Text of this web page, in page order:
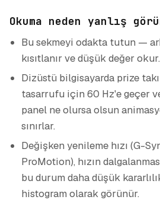
Okuma neden yanlış
Bu sekmeyi odakta tutun —
kısıtlanır ve düşük değer okur.
Dizüstü bilgisayarda prize
tasarrufu için 60 Hz'e geçer
panel ne olursa olsun
sınırlar.
Değişken yenileme hızı (G-
ProMotion), hızın
bu durum daha düşük
histogram olarak görünür.